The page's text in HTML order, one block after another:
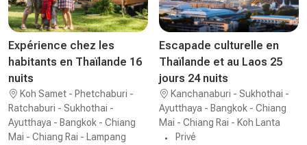
Expérience chez les
habitants en Thaïlande 16
nuits
Koh Samet - Phetchaburi -
Ratchaburi - Sukhothai -
Ayutthaya - Bangkok - Chiang
Mai - Chiang Rai - Lampang
Escapade culturelle en
Thaïlande et au Laos 25
jours 24 nuits
Kanchanaburi - Sukhothai -
Ayutthaya - Bangkok - Chiang
Mai - Chiang Rai - Koh Lanta
Privé